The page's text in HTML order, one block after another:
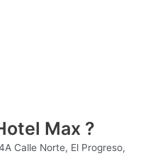
Max ?
Calle Norte, El Progreso,